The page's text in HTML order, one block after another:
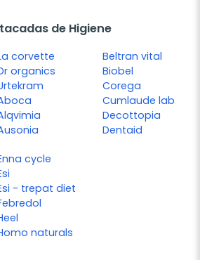
de Higiene
corvette
organics
Beltran vital
Biobel
Corega
Cumlaude lab
Decottopia
Dentaid
cycle
- trepat diet
naturals